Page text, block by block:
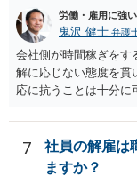
なく解雇ちうことを
ったと評価されること
ですので、一般論的
さい。
労働・雇用に強
鬼沢 健士 弁護
会社側が時間稼ぎをす
解に応じない態度を貫
応に抗うことは十分
7
社員の解雇は
ますか？